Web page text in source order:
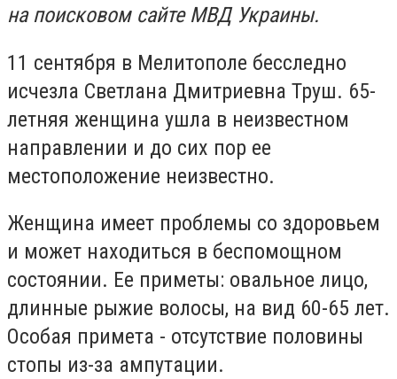
на поисковом сайте МВД Украины.
11 сентября в Мелитополе бесследно
исчезла Светлана Дмитриевна Труш. 65-
летняя женщина ушла в неизвестном
направлении и до сих пор ее
местоположение неизвестно.
Женщина имеет проблемы со здоровьем
и может находиться в беспомощном
состоянии. Ее приметы: овальное лицо,
длинные рыжие волосы, на вид 60-65 лет.
Особая примета - отсутствие половины
стопы из-за ампутации.